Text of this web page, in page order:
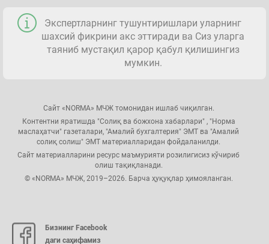
Экспертларнинг тушунтиришлари уларнинг
шахсий фикрини акс эттиради ва Сиз уларга
таяниб мустақил қарор қабул қилишингиз
мумкин.
Сайт «NORMA» МЧЖ томонидан ишлаб чиқилган.
Контентни яратишда "Солиқ ва божхона хабарлари" , "Норма
маслаҳатчи" газеталари, "Амалий бухгалтерия" ЭМТ ва "Амалий
солиқ солиш" ЭМТ материалларидан фойдаланилди.
Сайт материалларини ресурс маъмурияти розилигисиз кўчириб
олиш тақиқланади.
© «NORMA» МЧЖ, 2019–2026. Барча ҳуқуқлар ҳимояланган.
Бизнинг Facebook
даги саҳифамиз